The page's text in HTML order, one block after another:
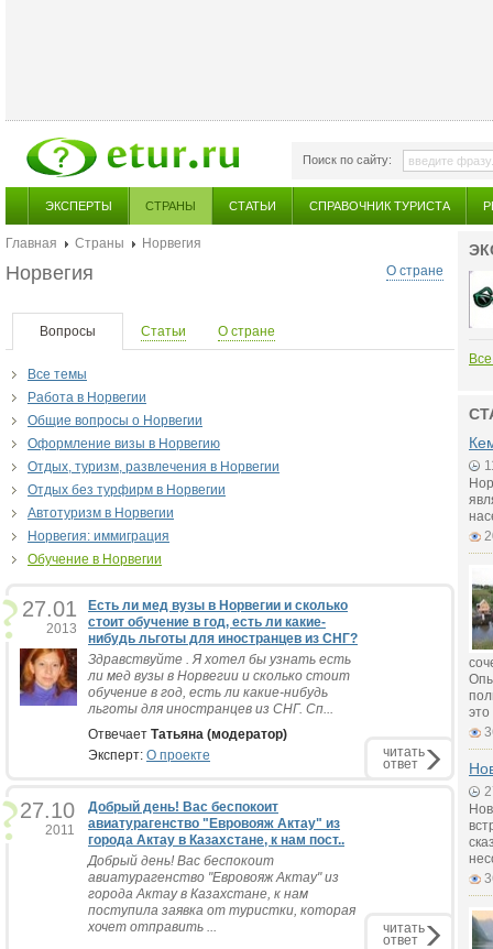
Поиск по сайту:
ЭКСПЕРТЫ СТРАНЫ СТАТЬИ СПРАВОЧНИК ТУРИСТА
Главная Страны
Норвегия
О стране
Норвегия
Вопросы Статьи О стране
Все темы
Работа в Норвегии
Общие вопросы о Норвегии
Оформление визы в Норвегию
Отдых, туризм, развлечения в Норвегии
Отдых без турфирм в Норвегии
Автотуризм в Норвегии
Норвегия: иммиграция
Обучение в Норвегии
27.01
2013
Есть ли мед вузы в Норвегии и сколько
стоит обучение в год, есть ли какие-
нибудь льготы для иностранцев из СНГ?
Здравствуйте . Я хотел бы узнать есть
ли мед вузы в Норвегии и сколько стоит
обучение в год, есть ли какие-нибудь
льготы для иностранцев из СНГ. Сп...
Отвечает Татьяна (модератор)
Эксперт: О проекте читать
ответ
27.10
2011
Добрый день! Вас беспокоит
авиатурагенство "Евровояж Актау" из
города Актау в Казахстане, к нам пост..
Добрый день! Вас беспокоит
авиатурагенство "Евровояж Актау" из
города Актау в Казахстане, к нам
поступила заявка от туристки, которая
хочет отправить ...
читать
ответ